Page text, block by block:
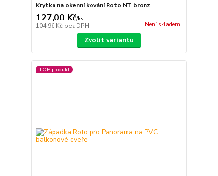
Krytka na okenní kování Roto NT bronz
127,00 Kč/ks
104,96 Kč bez DPH Není skladem
Zvolit variantu
TOP produkt